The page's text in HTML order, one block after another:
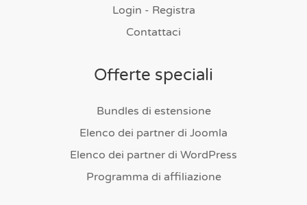
Login - Registra
Contattaci
Offerte speciali
Bundles di estensione
Elenco dei partner di Joomla
Elenco dei partner di WordPress
Programma di affiliazione